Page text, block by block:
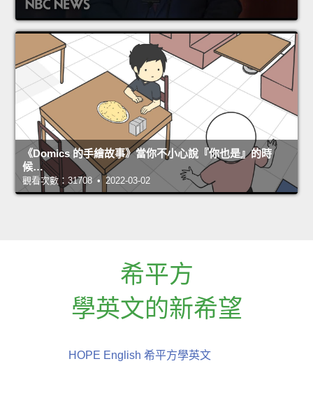
《Domics 的手繪故事》當你不小心說『你也是』的時
候…
觀看次數：31708 • 2022-03-02
希平方
學英文的新希望
HOPE English 希平方學英文